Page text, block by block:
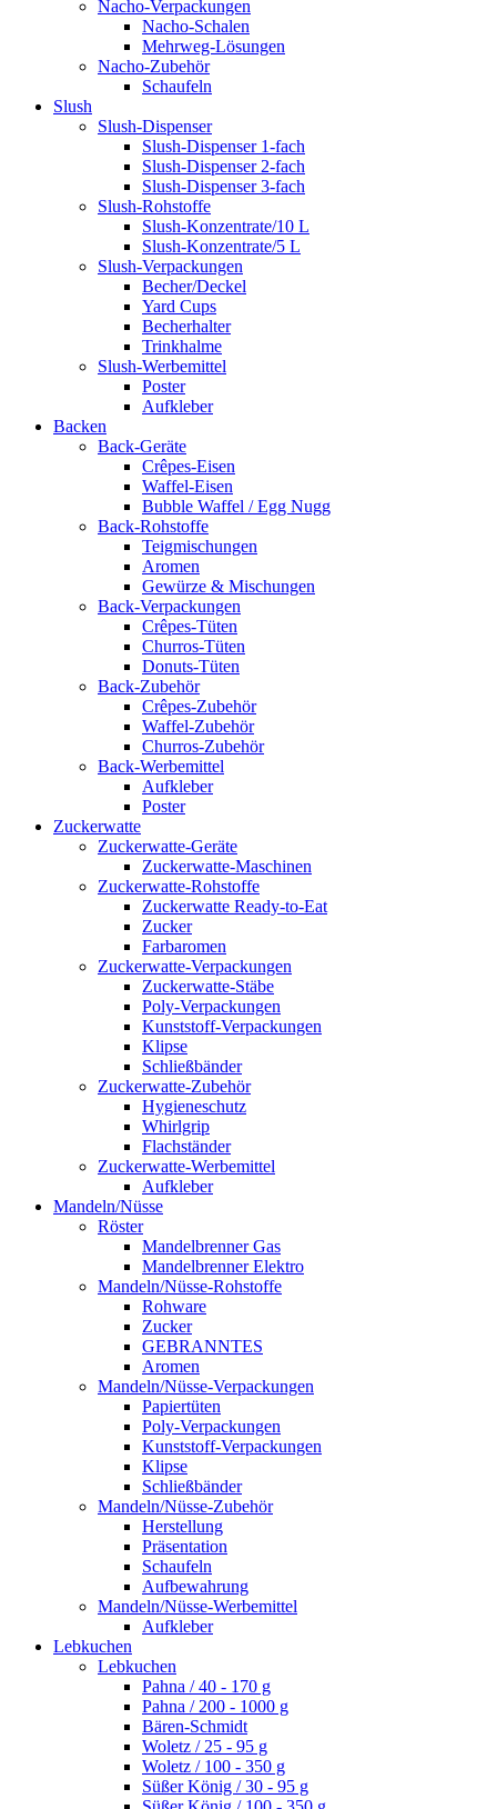
Nacho-Verpackungen
Nacho-Schalen
Mehrweg-Lösungen
Nacho-Zubehör
Schaufeln
Slush
Slush-Dispenser
Slush-Dispenser 1-fach
Slush-Dispenser 2-fach
Slush-Dispenser 3-fach
Slush-Rohstoffe
Slush-Konzentrate/10 L
Slush-Konzentrate/5 L
Slush-Verpackungen
Becher/Deckel
Yard Cups
Becherhalter
Trinkhalme
Slush-Werbemittel
Poster
Aufkleber
Backen
Back-Geräte
Crêpes-Eisen
Waffel-Eisen
Bubble Waffel / Egg Nugg
Back-Rohstoffe
Teigmischungen
Aromen
Gewürze & Mischungen
Back-Verpackungen
Crêpes-Tüten
Churros-Tüten
Donuts-Tüten
Back-Zubehör
Crêpes-Zubehör
Waffel-Zubehör
Churros-Zubehör
Back-Werbemittel
Aufkleber
Poster
Zucker­watte
Zuckerwatte-Geräte
Zuckerwatte-Maschinen
Zuckerwatte-Rohstoffe
Zuckerwatte Ready-to-Eat
Zucker
Farbaromen
Zuckerwatte-Verpackungen
Zuckerwatte-Stäbe
Poly-Verpackungen
Kunststoff-Verpackungen
Klipse
Schließbänder
Zuckerwatte-Zubehör
Hygieneschutz
Whirlgrip
Flachständer
Zuckerwatte-Werbemittel
Aufkleber
Mandeln/Nüsse
Röster
Mandelbrenner Gas
Mandelbrenner Elektro
Mandeln/Nüsse-Rohstoffe
Rohware
Zucker
GEBRANNTES
Aromen
Mandeln/Nüsse-Verpackungen
Papiertüten
Poly-Verpackungen
Kunststoff-Verpackungen
Klipse
Schließbänder
Mandeln/Nüsse-Zubehör
Herstellung
Präsentation
Schaufeln
Aufbewahrung
Mandeln/Nüsse-Werbemittel
Aufkleber
Lebkuchen
Lebkuchen
Pahna / 40 - 170 g
Pahna / 200 - 1000 g
Bären-Schmidt
Woletz / 25 - 95 g
Woletz / 100 - 350 g
Süßer König / 30 - 95 g